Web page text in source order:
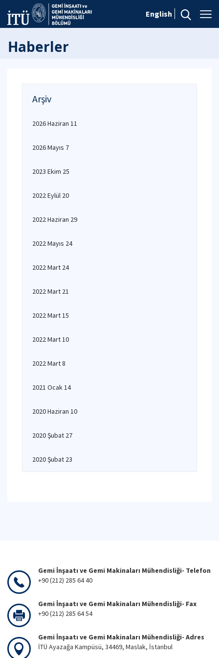
English
Haberler
Arşiv
2026 Haziran 11
2026 Mayıs 7
2023 Ekim 25
2022 Eylül 20
2022 Haziran 29
2022 Mayıs 24
2022 Mart 24
2022 Mart 21
2022 Mart 15
2022 Mart 10
2022 Mart 8
2021 Ocak 14
2020 Haziran 10
2020 Şubat 27
2020 Şubat 23
Gemi İnşaatı ve Gemi Makinaları Mühendisliği- Telefon
+90 (212) 285 64 40
Gemi İnşaatı ve Gemi Makinaları Mühendisliği- Fax
+90 (212) 285 64 54
Gemi İnşaatı ve Gemi Makinaları Mühendisliği- Adres
İTÜ Ayazağa Kampüsü, 34469, Maslak, İstanbul